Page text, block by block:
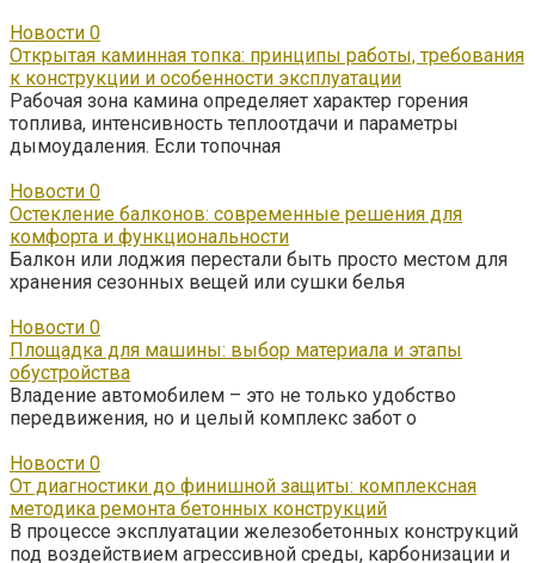
Новости 0
Открытая каминная топка: принципы работы, требования
к конструкции и особенности эксплуатации
Рабочая зона камина определяет характер горения
топлива, интенсивность теплоотдачи и параметры
дымоудаления. Если топочная
Новости 0
Остекление балконов: современные решения для
комфорта и функциональности
Балкон или лоджия перестали быть просто местом для
хранения сезонных вещей или сушки белья
Новости 0
Площадка для машины: выбор материала и этапы
обустройства
Владение автомобилем – это не только удобство
передвижения, но и целый комплекс забот о
Новости 0
От диагностики до финишной защиты: комплексная
методика ремонта бетонных конструкций
В процессе эксплуатации железобетонных конструкций
под воздействием агрессивной среды, карбонизации и